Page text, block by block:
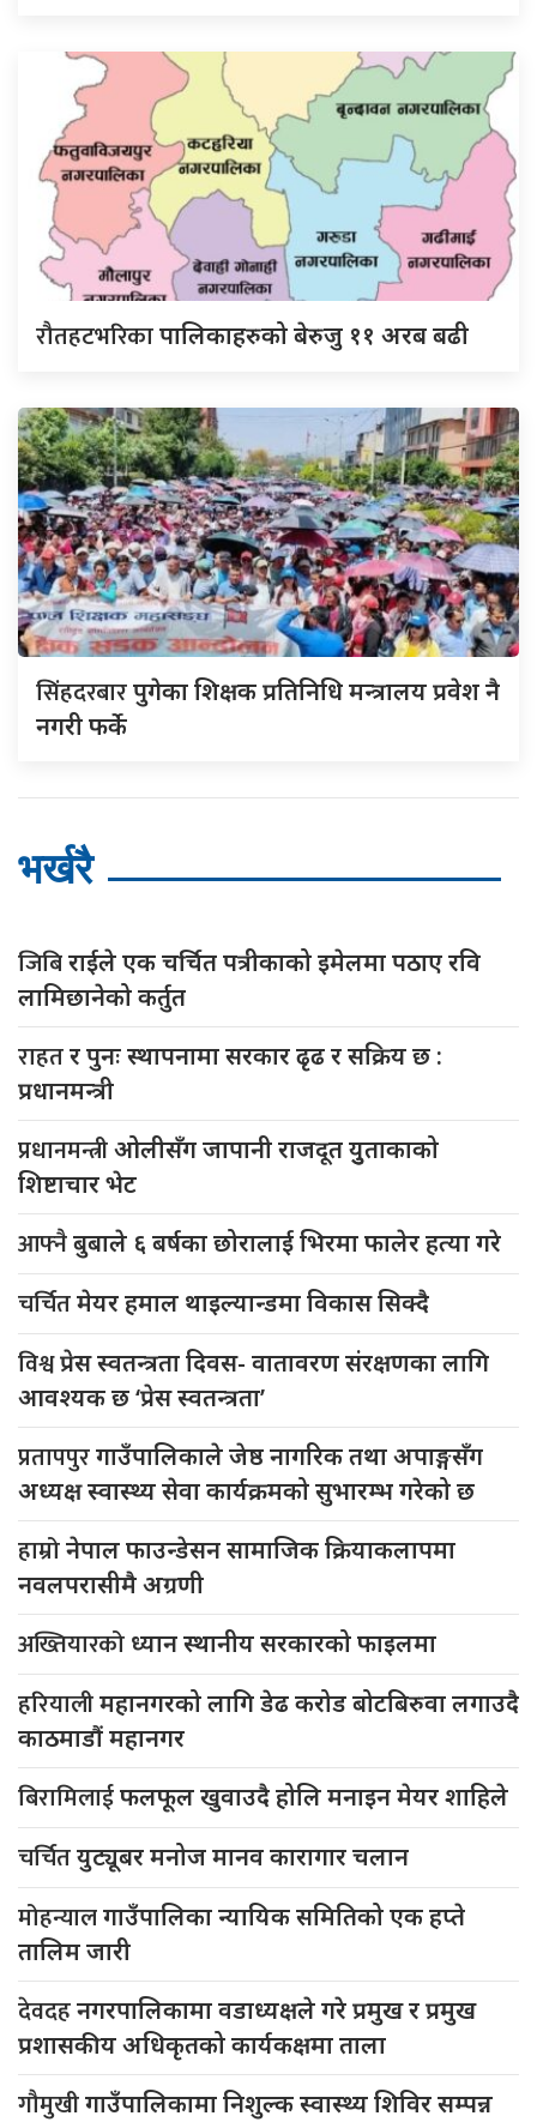
रौतहटभरिकापालिकाहरुको बेरुजु ११ अरब बढी
सिंहदरबारपुगेका शिक्षक प्रतिनिधि मन्त्रालय प्रवेश नै
नगरी फर्के
भर्खरै
जिबिराईले एक चर्चित पत्रीकाको इमेलमा पठाए रवि
लामिछानेको कर्तुत
राहतर पुनः स्थापनामा सरकार ढृढ र सक्रिय छ :
प्रधानमन्त्री
प्रधानमन्त्रीओलीसँग जापानी राजदूत युुताकाको
शिष्टाचार भेट
आफ्नैबुबाले ६ बर्षका छोरालाई भिरमा फालेर हत्या गरे
चर्चितमेयर हमाल थाइल्यान्डमा विकास सिक्दै
विश्वप्रेस स्वतन्त्रता दिवस- वातावरण संरक्षणका लागि
आवश्यक छ ‘प्रेस स्वतन्त्रता’
प्रतापपुरगाउँपालिकाले जेष्ठ नागरिक तथा अपाङ्गसँग
अध्यक्ष स्वास्थ्य सेवा कार्यक्रमको सुभारम्भ गरेको छ
हाम्रोनेपाल फाउन्डेसन सामाजिक क्रियाकलापमा
नवलपरासीमै अग्रणी
अख्तियारको ध्यान स्थानीय सरकारको फाइलमा
हरियालीमहानगरको लागि डेढ करोड बोटबिरुवा लगाउदै
काठमाडौं महानगर
बिरामिलाईफलफूल खुवाउदै होलि मनाइन मेयर शाहिले
चर्चितयुट्यूबर मनोज मानव कारागार चलान
मोहन्यालगाउँपालिका न्यायिक समितिको एक हप्ते
तालिम जारी
देवदहनगरपालिकामा वडाध्यक्षले गरे प्रमुख र प्रमुख
प्रशासकीय अधिकृतको कार्यकक्षमा ताला
गौमुखीगाउँपालिकामा निशुल्क स्वास्थ्य शिविर सम्पन्न